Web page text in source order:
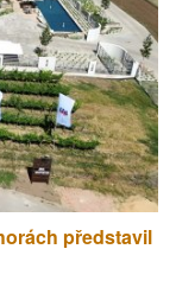
představil